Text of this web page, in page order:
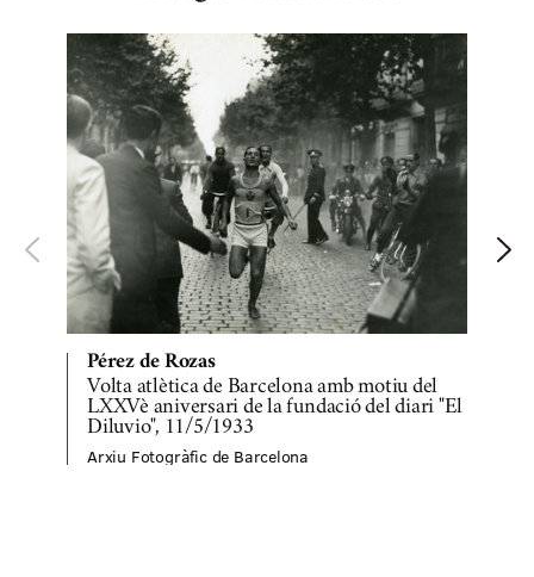
Pérez de Rozas
Volta atlètica de Barcelona amb motiu del
LXXVè aniversari de la fundació del diari "El
Diluvio", 11/5/1933
Arxiu Fotogràfic de Barcelona